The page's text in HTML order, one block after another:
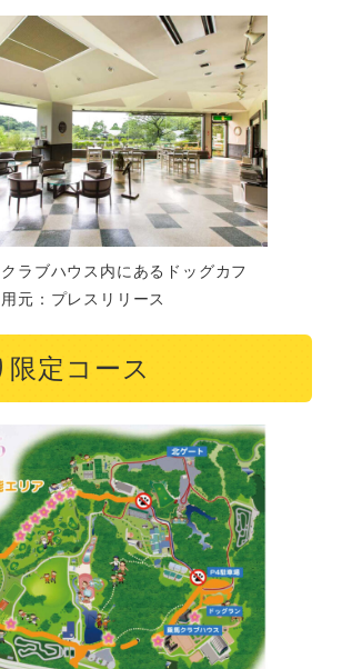
ラブハウス内にあるドッグカフ
元：プレスリリース
定コース